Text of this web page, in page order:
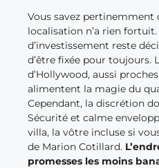
Vous savez pertinemment
localisation n’a rien fortuit.
d’investissement reste
d’être fixée pour toujours.
d’Hollywood, aussi
alimentent la magie du
Cependant, la discrétion
Sécurité et calme
villa, la vôtre incluse si
de Marion Cotillard.
promesses les moins